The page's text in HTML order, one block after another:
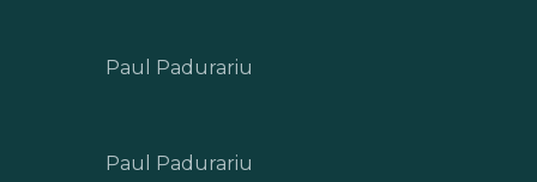
Paul Padurariu
Paul Padurariu